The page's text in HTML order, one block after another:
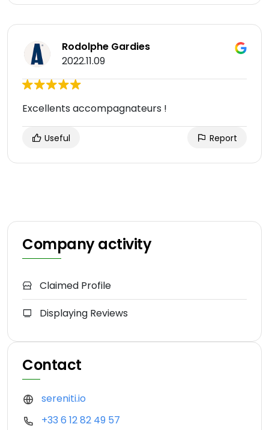
Rodolphe Gardies
2022.11.09
Excellents accompagnateurs !
Useful Report
Company activity
Claimed Profile
Displaying Reviews
Contact
sereniti.io
+33 6 12 82 49 57